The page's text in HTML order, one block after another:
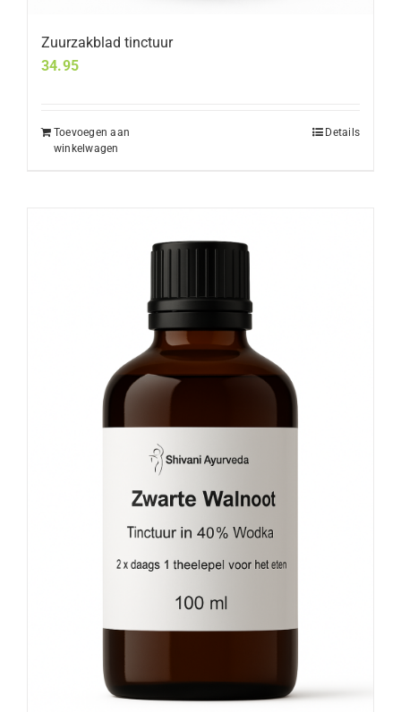
Zuurzakblad tinctuur
34.95
Toevoegen aan
winkelwagen
Details